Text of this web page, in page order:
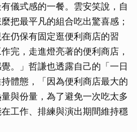
儀式感的一餐。雲安笑說，自
把最平凡的組合吃出驚喜感；
仍保有固定逛便利商店的習
完，走進燈亮著的便利商店，
。」哲謙也透露自己的「一日
體態，「因為便利商店最大的
與份量，為了避免一次吃太多
工作、排練與演出期間維持穩